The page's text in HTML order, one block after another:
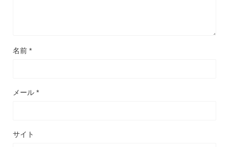
名前 *
メール *
サイト